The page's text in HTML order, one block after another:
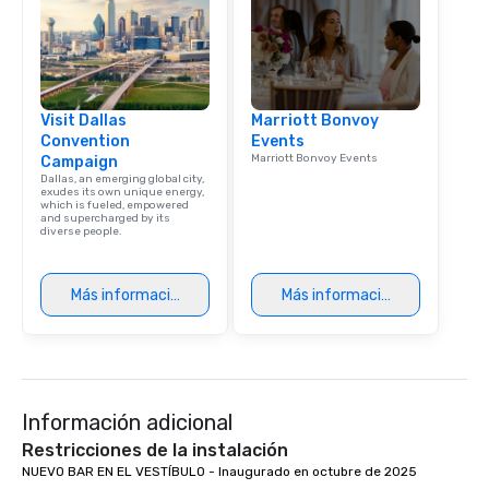
Dining When meeting
corporate group
Smacking Foodie
group is assured a
experience with three
signature dishes at
person with tax and
at various stops. Build Your Network
Our exclusive
Visit Dallas
Convention
Campaign
Dallas, an emerging global city,
exudes its own unique energy,
which is fueled, empowered
and supercharged by its
diverse people.
Más información
Marriott Bonvoy
Events
Marriott Bonvoy Events
Más información
Información adicional
Restricciones de la instalación
NUEVO BAR EN EL VESTÍBULO - Inaugurado en octubre de 2025